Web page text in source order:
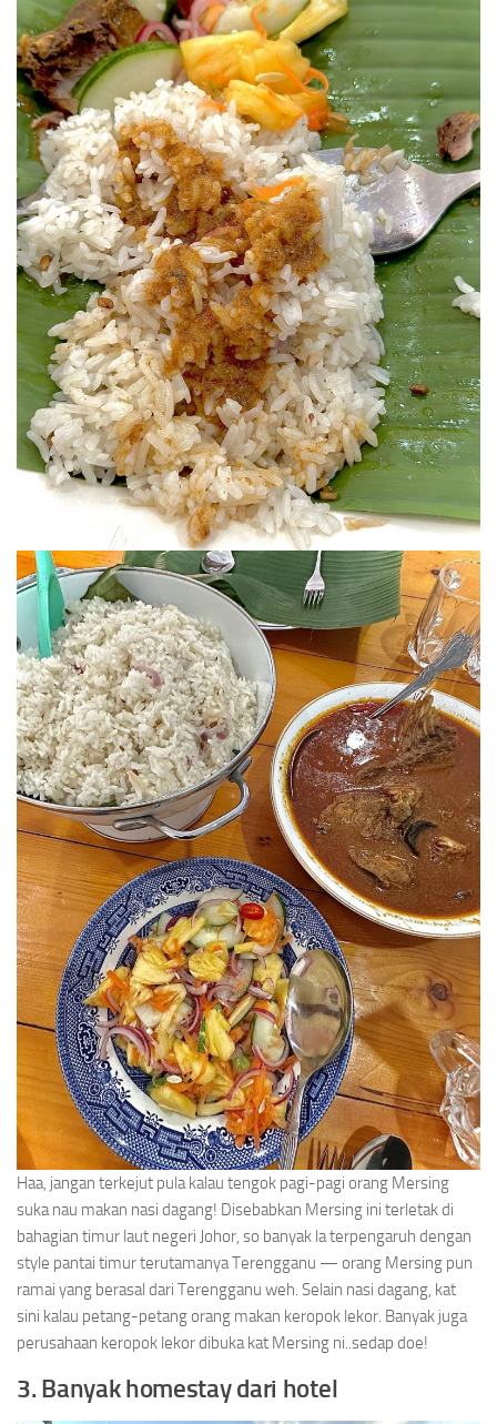
Haa, jangan terkejut pula kalau tengok pagi-pagi orang Mersing
suka nau makan nasi dagang! Disebabkan Mersing ini terletak di
bahagian timur laut negeri Johor, so banyak la terpengaruh dengan
style pantai timur terutamanya Terengganu — orang Mersing pun
ramai yang berasal dari Terengganu weh. Selain nasi dagang, kat
sini kalau petang-petang orang makan keropok lekor. Banyak juga
perusahaan keropok lekor dibuka kat Mersing ni..sedap doe!
3. Banyak homestay dari hotel